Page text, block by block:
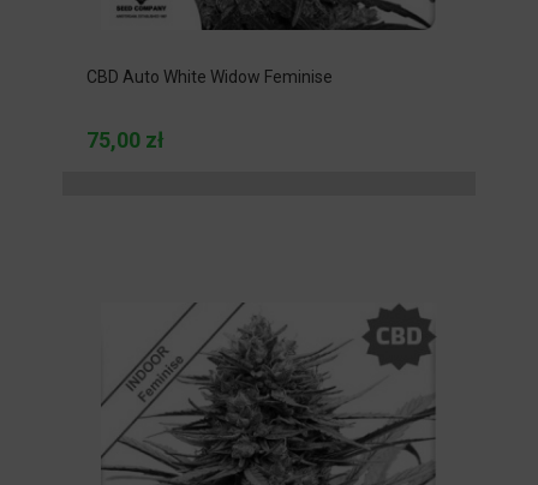
CBD Auto White Widow Feminise
75,00 zł